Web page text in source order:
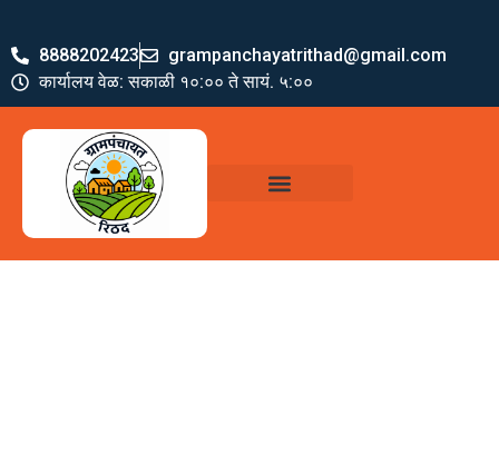
8888202423
grampanchayatrithad@gmail.com
कार्यालय वेळ: सकाळी १०:०० ते सायं. ५:००